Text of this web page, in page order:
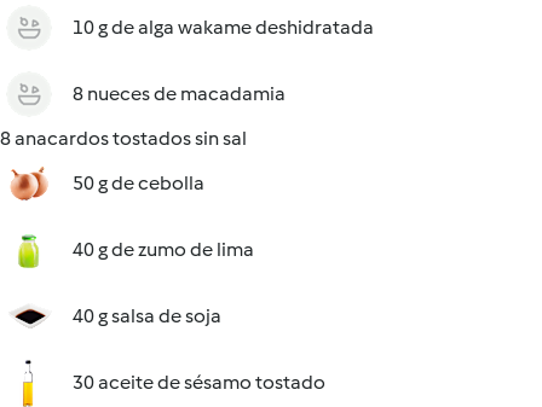
10 g de alga wakame deshidratada
8 nueces de macadamia
8 anacardos tostados sin sal
50 g de cebolla
40 g de zumo de lima
40 g salsa de soja
30 aceite de sésamo tostado